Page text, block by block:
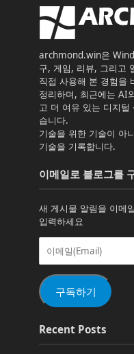
archmond.win은
구, 게임, 리뷰, 그리고
직접 사용해 본 경험을
정리하며, 최근에는 AI
고 더 여유 있는 디지털
습니다.
기술을 위한 기술이 아
기술을 기록합니다.
이메일로 블로그를
새 게시물 알림을 이메
입력하세요
(Email)
구독하기
Recent Posts